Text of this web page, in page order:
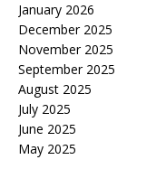
January 2026
December 2025
November 2025
September 2025
August 2025
July 2025
June 2025
May 2025